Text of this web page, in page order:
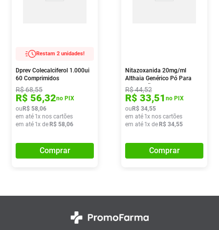
Restam 2 unidades!
Dprev Colecalciferol 1.000ui
60 Comprimidos
R$68,55
R$ 56,32no PIX
ou R$ 58,06
em até 1x nos cartões
em até 1x de R$ 58,06
Comprar
Nitazoxanida 20mg/ml
Althaia Genérico Pó Para
Suspensão Oral 100ml
R$44,52
R$ 33,51 no PIX
ou R$ 34,55
em até 1x nos cartões
em até 1x de R$ 34,55
Comprar